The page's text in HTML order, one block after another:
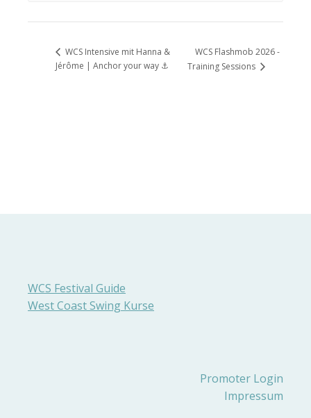
WCS Intensive mit Hanna &
Jérôme | Anchor your way ⚓️
WCS Flashmob 2026 -
Training Sessions
WCS Festival Guide
West Coast Swing Kurse
Promoter Login
Impressum